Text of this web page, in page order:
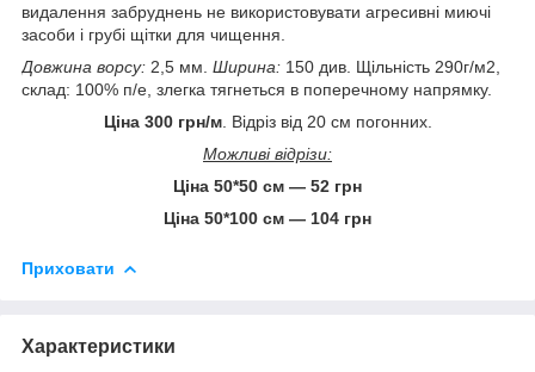
видалення забруднень не використовувати агресивні миючі
засоби і грубі щітки для чищення.
Довжина ворсу: 2,5 мм. Ширина: 150 див. Щільність 290г/м2,
склад: 100% п/е, злегка тягнеться в поперечному напрямку.
Ціна 300 грн/м. Відріз від 20 см погонних.
Можливі відрізи:
Ціна 50*50 см ― 52 грн
Ціна 50*100 см ― 104 грн
Приховати
Характеристики